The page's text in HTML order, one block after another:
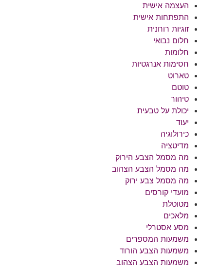
העצמה אישית
התפתחות אישית
זוגיות רוחנית
חלום נבואי
חלומות
חסימות אנרגטיות
טארוט
טוטם
טיהור
יכולת על טבעית
יעוד
כירולוגיה
מדיטציה
מה מסמל הצבע הירוק
מה מסמל הצבע הצהוב
מה מסמל צבע ירוק
מועדי קורסים
מטוטלת
מלאכים
מסע אסטרלי
משמעות המספרים
משמעות הצבע הורוד
משמעות הצבע הצהוב